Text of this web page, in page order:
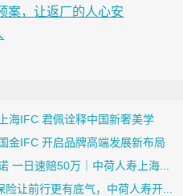
案，让返厂的人心安
海IFC 君佩诠释中国新奢美学
金IFC 开启品牌高端发展新布局
一日速赔50万｜中荷人寿上海...
险让前行更有底气，中荷人寿开...